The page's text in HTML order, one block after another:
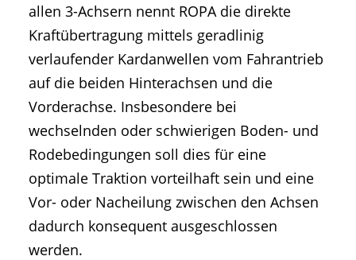
allen 3-Achsern nennt ROPA die direkte
Kraftübertragung mittels geradlinig
verlaufender Kardanwellen vom Fahrantrieb
auf die beiden Hinterachsen und die
Vorderachse. Insbesondere bei
wechselnden oder schwierigen Boden- und
Rodebedingungen soll dies für eine
optimale Traktion vorteilhaft sein und eine
Vor- oder Nacheilung zwischen den Achsen
dadurch konsequent ausgeschlossen
werden.